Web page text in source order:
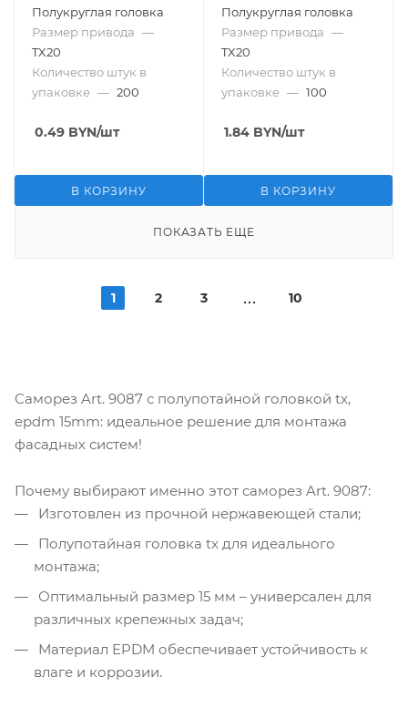
Полукруглая головка
Размер привода —
TX20
Количество штук в
упаковке — 200
0.49 BYN/шт
В КОРЗИНУ
Полукруглая головка
Размер привода —
TX20
Количество штук в
упаковке — 100
1.84 BYN/шт
В КОРЗИНУ
ПОКАЗАТЬ ЕЩЕ
1 2 3 10
Саморез Art. 9087 с полупотайной головкой tx,
epdm 15mm: идеальное решение для монтажа
фасадных систем!
Почему выбирают именно этот саморез Art. 9087:
Изготовлен из прочной нержавеющей стали;
Полупотайная головка tx для идеального
монтажа;
Оптимальный размер 15 мм – универсален для
различных крепежных задач;
Материал EPDM обеспечивает устойчивость к
влаге и коррозии.